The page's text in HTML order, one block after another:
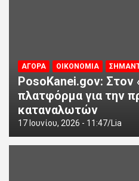
ΑΓΟΡΑ ΟΙΚΟΝΟΜΙΑ
PosoKanei.gov: Στον
πλατφόρμα για την
καταναλωτών
17 Ιουνίου, 2026 - 11:47 Lia